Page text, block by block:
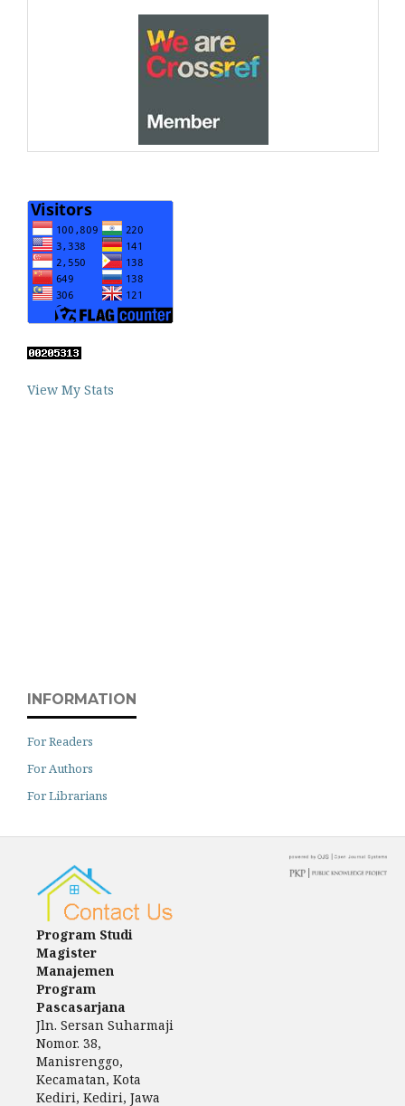
View My Stats
INFORMATION
For Readers
For Authors
For Librarians
Program Studi
Magister
Manajemen
Program
Pascasarjana
Jln. Sersan Suharmaji
Nomor. 38,
Manisrenggo,
Kecamatan, Kota
Kediri, Kediri, Jawa